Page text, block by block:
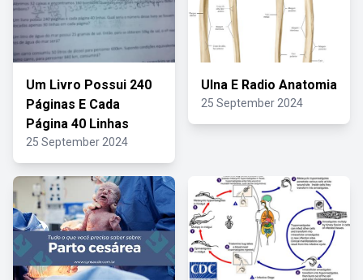
Um Livro Possui 240
Páginas E Cada
Página 40 Linhas
25 September 2024
Ulna E Radio Anatomia
25 September 2024